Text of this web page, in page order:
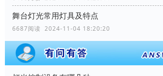
舞台灯光常用灯具及特点
6687阅读 2024-11-04 18:20:20